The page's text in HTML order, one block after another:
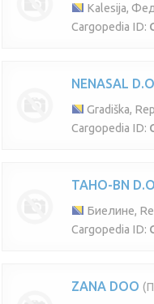
Kalesija,
Cargopedia ID:
NENASAL
Gradiška,
Cargopedia ID:
TAHO-BN
Биелине,
Cargopedia ID:
ZANA DOO